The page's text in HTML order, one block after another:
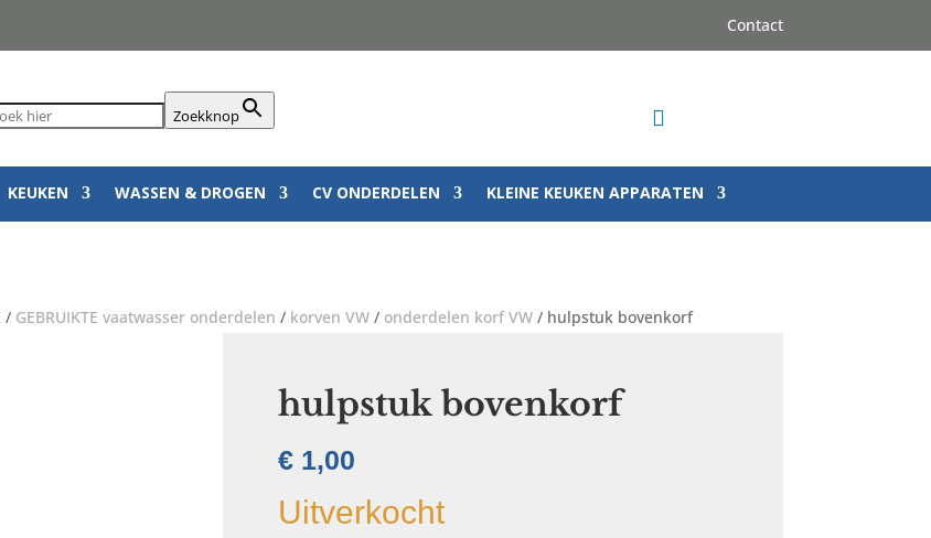
Contact
Zoekknop 
KEUKEN WASSEN & DROGEN CV ONDERDELEN
KLEINE KEUKEN APPARATEN
/ GEBRUIKTE vaatwasser onderdelen / korven VW / onderdelen korf VW / hulpstuk bovenkorf
hulpstuk bovenkorf
€1,00
Uitverkocht